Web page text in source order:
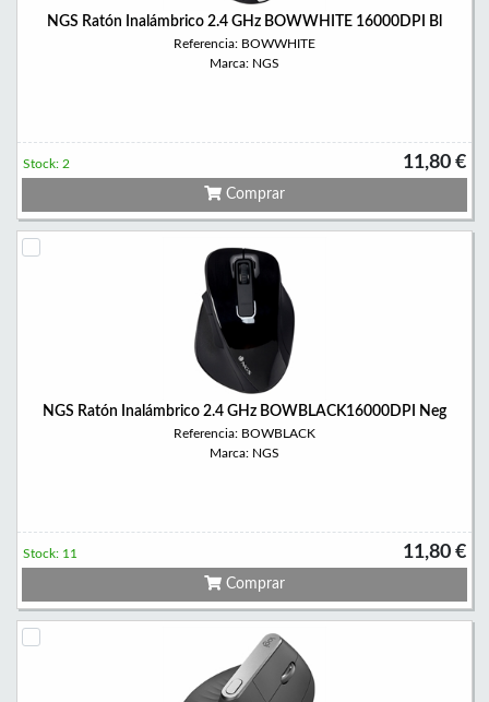
NGS Ratón Inalámbrico 2.4 GHz BOWWHITE 16000DPI Bl
Referencia: BOWWHITE
Marca: NGS
11,80 €
Stock: 2
Comprar
NGS Ratón Inalámbrico 2.4 GHz BOWBLACK16000DPI Neg
Referencia: BOWBLACK
Marca: NGS
11,80 €
Stock: 11
Comprar